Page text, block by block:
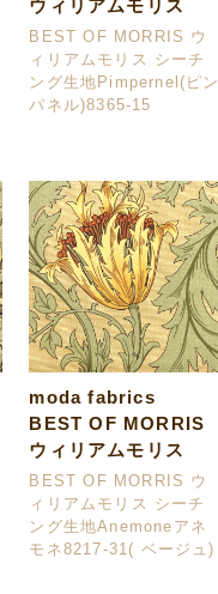
ウィリアムモリス
BEST OF MORRIS ウ
ィリアムモリス シーチ
ング生地Pimpernel(ピン
パネル)8365-15
moda fabrics
BEST OF MORRIS
ウィリアムモリス
BEST OF MORRIS ウ
ィリアムモリス シーチ
ング生地Anemoneアネ
モネ8217-31( ベージュ)